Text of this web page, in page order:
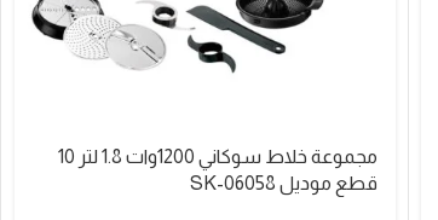
مجموعة خلاط سوكاني 1200وات 1.8 لتر 10
قطع موديل SK-06058